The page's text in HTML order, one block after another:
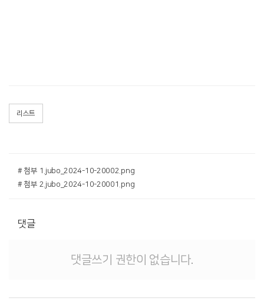
리스트
# 첨부 1.jubo_2024-10-20002.png
# 첨부 2.jubo_2024-10-20001.png
댓글
댓글쓰기 권한이 없습니다.